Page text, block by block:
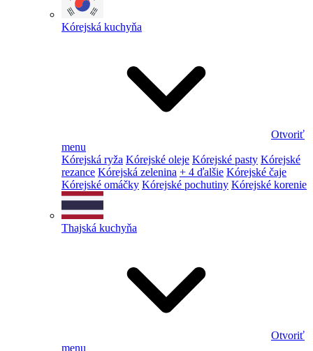
Kórejská kuchyňa
Otvoriť
menu
Kórejská ryža Kórejské oleje Kórejské pasty Kórejské
rezance Kórejská zelenina + 4 ďalšie Kórejské čaje
Kórejské omáčky Kórejské pochutiny Kórejské korenie
Thajská kuchyňa
Otvoriť
menu